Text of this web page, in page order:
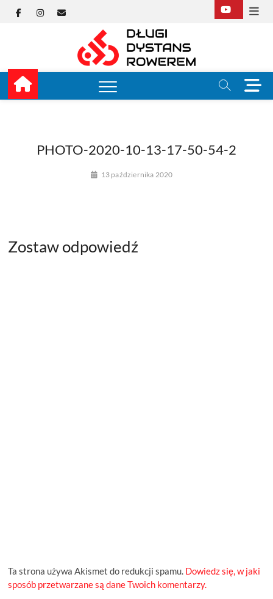
Facebook
Instagram
E-
Długi
M
e
PHOTO-2020-10-13-17-50-54-2
13 października 2020
Zostaw odpowiedź
Ta strona używa Akismet do redukcji spamu. Dowiedz się, w jaki
sposób przetwarzane są dane Twoich komentarzy.